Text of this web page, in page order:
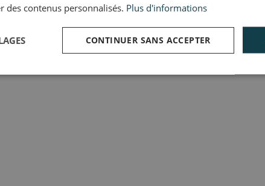
des contenus personnalisés. Plus d'informations
CONTINUER SANS ACCEPTER